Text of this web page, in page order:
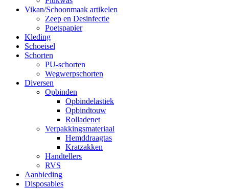
Vikan/Schoonmaak artikelen
Zeep en Desinfectie
Poetspapier
Kleding
Schoeisel
Schorten
PU-schorten
Wegwerpschorten
Diversen
Opbinden
Opbindelastiek
Opbindtouw
Rolladenet
Verpakkingsmateriaal
Hemddraagtas
Kratzakken
Handtellers
RVS
Aanbieding
Disposables